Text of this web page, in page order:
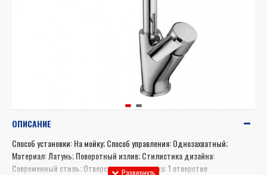
ОПИСАНИЕ
Способ установки: На мойку; Способ управления: Однозахватный;
Материал: Латунь; Поворотный излив; Стилистика дизайна:
Современный стиль; Отверстия для монтажа: 1 отверстие